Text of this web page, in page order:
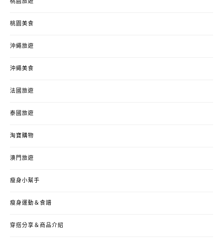
桃園旅遊
桃園美食
沖繩旅遊
沖繩美食
法國旅遊
泰國旅遊
淘寶購物
澳門旅遊
瘦身小幫手
瘦身運動＆食譜
穿搭分享＆商品介紹